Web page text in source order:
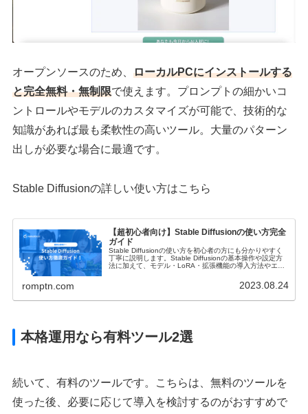
オープンソースのため、ローカルPCにインストールする
と完全無料・無制限で使えます。プロンプトの細かいコ
ントロールやモデルのカスタマイズが可能で、技術的な
知識があれば最も柔軟性の高いツール。大量のパターン
出しが必要な場合に最適です。
Stable Diffusionの詳しい使い方はこちら
【超初心者向け】Stable Diffusionの使い方完全
ガイド
Stable Diffusionの使い方を初心者の方にも分かりやすく
丁寧に説明します。Stable Diffusionの基本操作や設定方
法に加えて、モデル・LoRA・拡張機能の導入方法やエラ
romptn.com 2023.08.24
本格運用なら有料ツール2選
続いて、有料のツールです。こちらは、無料のツールを
使った後、必要に応じて導入を検討するのがおすすめで